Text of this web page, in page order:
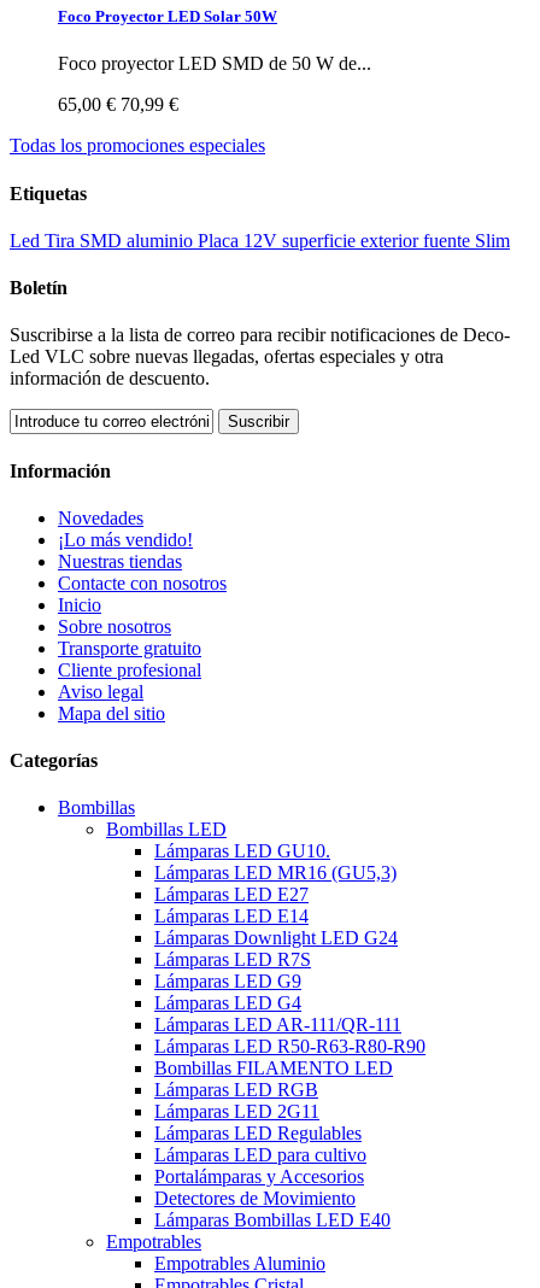
Foco Proyector LED Solar 50W
Foco proyector LED SMD de 50 W de...
65,00 € 70,99 €
Todas los promociones especiales
Etiquetas
Led Tira SMD aluminio Placa 12V superficie exteriorfuente Slim
Boletín
Suscribirse a la lista de correo para recibir notificaciones de Deco-
Led VLC sobre nuevas llegadas, ofertas especiales y otra
información de descuento.
Suscribir
Información
Novedades
¡Lo más vendido!
Nuestras tiendas
Contacte con nosotros
Inicio
Sobre nosotros
Transporte gratuito
Cliente profesional
Aviso legal
Mapa del sitio
Categorías
Bombillas
Bombillas LED
Lámparas LED GU10.
Lámparas LED MR16 (GU5,3)
Lámparas LED E27
Lámparas LED E14
Lámparas Downlight LED G24
Lámparas LED R7S
Lámparas LED G9
Lámparas LED G4
Lámparas LED AR-111/QR-111
Lámparas LED R50-R63-R80-R90
Bombillas FILAMENTO LED
Lámparas LED RGB
Lámparas LED 2G11
Lámparas LED Regulables
Lámparas LED para cultivo
Portalámparas y Accesorios
Detectores de Movimiento
Lámparas Bombillas LED E40
Empotrables
Empotrables Aluminio